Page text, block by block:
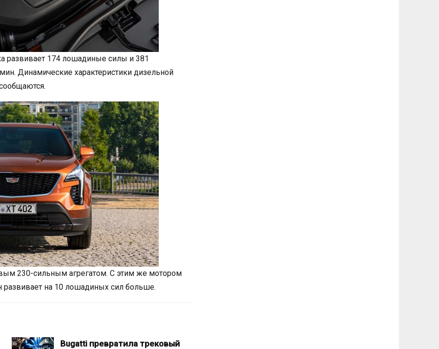
развивает 174 лошадиные силы и 381
Динамические характеристики дизельной
230-сильным агрегатом. С этим же мотором
на 10 лошадиных сил больше.
Bugatti превратила трековый